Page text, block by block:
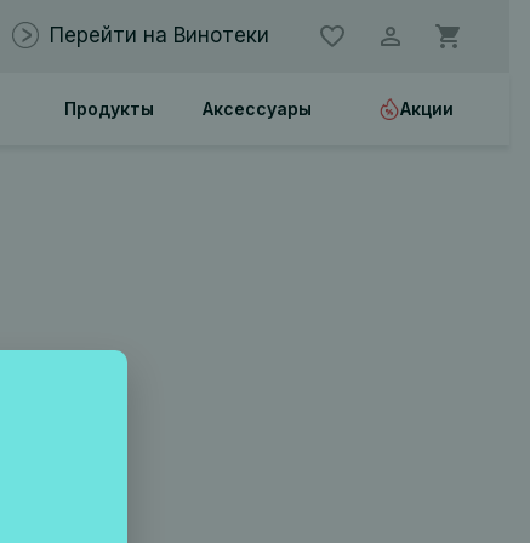
Перейти на Винотеки
Продукты Аксессуары Акции